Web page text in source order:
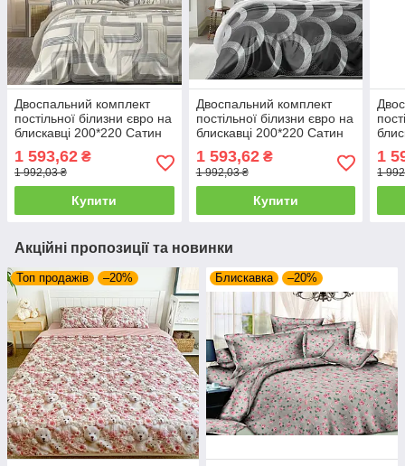
Двоспальний комплект
постільної білизни євро на
блискавці 200*220 Сатин
Люкс 24889
1 593,62 ₴
1 992,03 ₴
Купити
Двоспальний комплект
постільної білизни євро на
блискавці 200*220 Сатин
Люкс 24890
1 593,62₴
1 992,03 ₴
Купити
1
1
Акційні пропозиції та новинки
Топ продажів –20% Блискавка –20%